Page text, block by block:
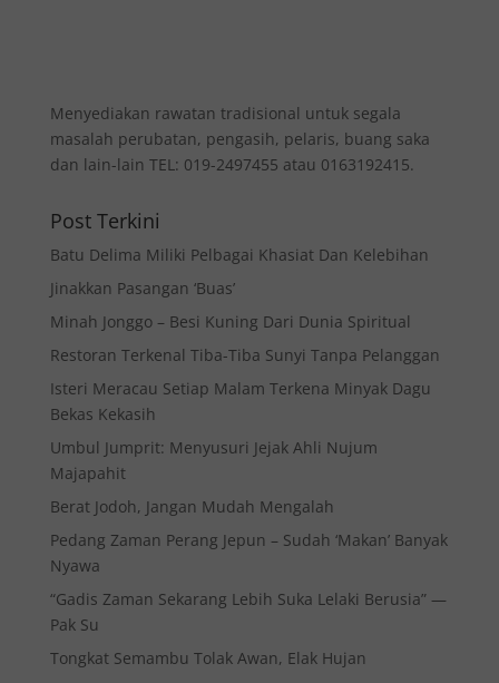
Menyediakan rawatan tradisional untuk segala
masalah perubatan, pengasih, pelaris, buang saka
dan lain-lain TEL: 019-2497455 atau 0163192415.
Post Terkini
Batu Delima Miliki Pelbagai Khasiat Dan Kelebihan
Jinakkan Pasangan ‘Buas’
Minah Jonggo – Besi Kuning Dari Dunia Spiritual
Restoran Terkenal Tiba-Tiba Sunyi Tanpa Pelanggan
Isteri Meracau Setiap Malam Terkena Minyak Dagu
Bekas Kekasih
Umbul Jumprit: Menyusuri Jejak Ahli Nujum
Majapahit
Berat Jodoh, Jangan Mudah Mengalah
Pedang Zaman Perang Jepun – Sudah ‘Makan’ Banyak
Nyawa
“Gadis Zaman Sekarang Lebih Suka Lelaki Berusia” —
Pak Su
Tongkat Semambu Tolak Awan, Elak Hujan